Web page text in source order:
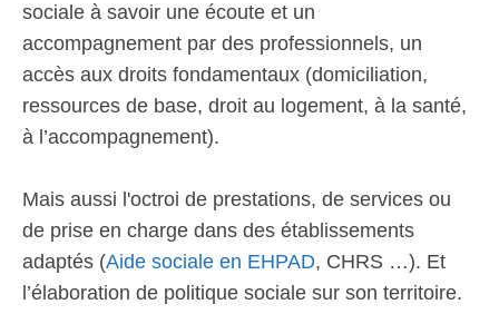
sociale à savoir une écoute et un
accompagnement par des professionnels, un
accès aux droits fondamentaux (domiciliation,
ressources de base, droit au logement, à la santé,
à l’accompagnement).
Mais aussi l'octroi de prestations, de services ou
de prise en charge dans des établissements
adaptés (Aide sociale en EHPAD, CHRS …). Et
l’élaboration de politique sociale sur son territoire.